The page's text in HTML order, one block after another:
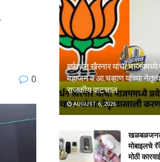
0
हर्षवर्धन खैरनार यांचा
महाजन व आ.चव्हाण यांच्या
राजकीय वाटचाल
AUGUST 6, 2026
खळबळजनक
मोबाइलचे
मोठी